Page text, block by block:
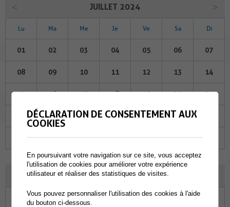
JUILLET 2024
Lu Ma Me Je Ve Sa Di
01 02 03 04 05 06 07
08 09 10 11 12 13 14
15 16 17 18 19 20 21
23 24 25 26 27
AOÛT 2024
Ma Me Je Ve Sa
DÉCLARATION DE CONSENTEMENT AUX
COOKIES
En poursuivant votre navigation sur ce site, vous acceptez
l'utilisation de cookies pour améliorer votre expérience
utilisateur et réaliser des statistiques de visites.
Vous pouvez personnaliser l'utilisation des cookies à l'aide
du bouton ci-dessous.